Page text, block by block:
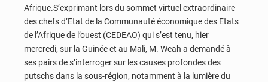
Afrique.S’exprimant lors du sommet virtuel extraordinaire
des chefs d’Etat de la Communauté économique des Etats
de l’Afrique de l’ouest (CEDEAO) qui s’est tenu, hier
mercredi, sur la Guinée et au Mali, M. Weah a demandé à
ses pairs de s’interroger sur les causes profondes des
putschs dans la sous-région, notamment à la lumière du